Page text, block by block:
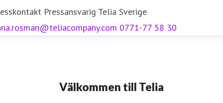
Pressansvarig Telia Sverige
0771-77 58 30
Välkommen till Telia